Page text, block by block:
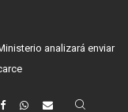
analizará enviar